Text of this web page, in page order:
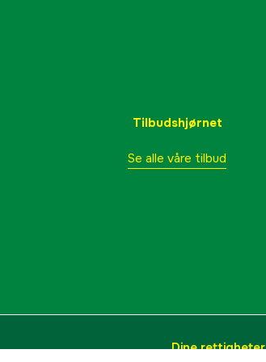
Tilbudshjørnet
Se alle våre tilbud
Dine rettigheter